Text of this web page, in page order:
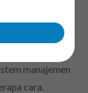
manajemen
cara.